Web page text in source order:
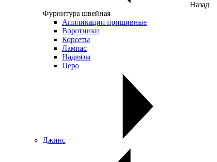
Назад
Фурнитура швейная
Аппликации пришивные
Воротники
Корсеты
Лампас
Надвязы
Перо
Джинс